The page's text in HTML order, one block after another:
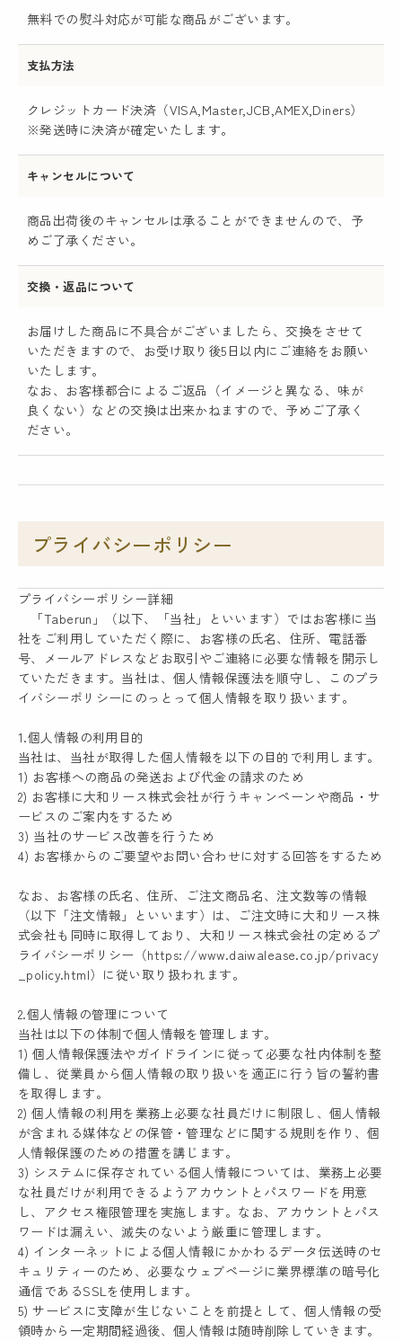
無料での熨斗対応が可能な商品がございます。
支払方法
クレジットカード決済（VISA,Master,JCB,AMEX,Diners）
※発送時に決済が確定いたします。
キャンセルについて
商品出荷後のキャンセルは承ることができませんので、予
めご了承ください。
交換・返品について
お届けした商品に不具合がございましたら、交換をさせて
いただきますので、お受け取り後5日以内にご連絡をお願い
いたします。
なお、お客様都合によるご返品（イメージと異なる、味が
良くない）などの交換は出来かねますので、予めご了承く
ださい。
プライバシーポリシー
プライバシーポリシー詳細
「Taberun」（以下、「当社」といいます）ではお客様に当
社をご利用していただく際に、お客様の氏名、住所、電話番
号、メールアドレスなどお取引やご連絡に必要な情報を開示し
ていただきます。当社は、個人情報保護法を順守し、このプラ
イバシーポリシーにのっとって個人情報を取り扱います。
1.個人情報の利用目的
当社は、当社が取得した個人情報を以下の目的で利用します。
1) お客様への商品の発送および代金の請求のため
2) お客様に大和リース株式会社が行うキャンペーンや商品・サ
ービスのご案内をするため
3) 当社のサービス改善を行うため
4) お客様からのご要望やお問い合わせに対する回答をするため
なお、お客様の氏名、住所、ご注文商品名、注文数等の情報
（以下「注文情報」といいます）は、ご注文時に大和リース株
式会社も同時に取得しており、大和リース株式会社の定めるプ
ライバシーポリシー（https://www.daiwalease.co.jp/privacy
_policy.html）に従い取り扱われます。
2.個人情報の管理について
当社は以下の体制で個人情報を管理します。
1) 個人情報保護法やガイドラインに従って必要な社内体制を整
備し、従業員から個人情報の取り扱いを適正に行う旨の誓約書
を取得します。
2) 個人情報の利用を業務上必要な社員だけに制限し、個人情報
が含まれる媒体などの保管・管理などに関する規則を作り、個
人情報保護のための措置を講じます。
3) システムに保存されている個人情報については、業務上必要
な社員だけが利用できるようアカウントとパスワードを用意
し、アクセス権限管理を実施します。なお、アカウントとパス
ワードは漏えい、滅失のないよう厳重に管理します。
4) インターネットによる個人情報にかかわるデータ伝送時のセ
キュリティーのため、必要なウェブページに業界標準の暗号化
通信であるSSLを使用します。
5) サービスに支障が生じないことを前提として、個人情報の受
領時から一定期間経過後、個人情報は随時削除していきます。